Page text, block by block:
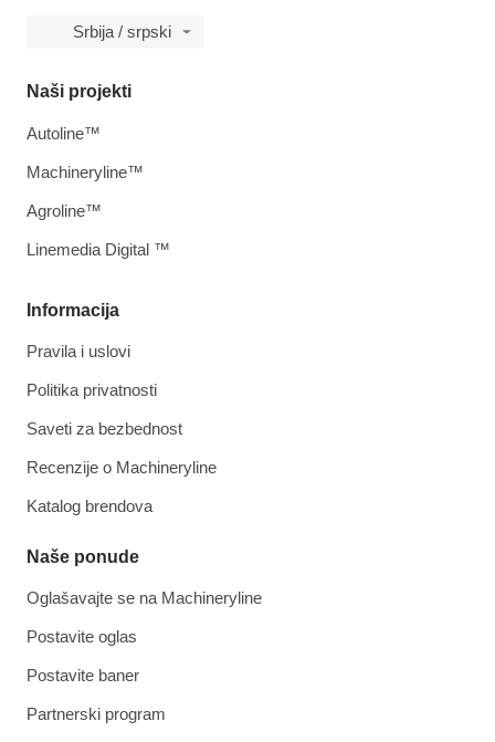
Srbija / srpski
Informacija
Pravila i uslovi
Politika privatnosti
Saveti za bezbednost
Recenzije o Machineryline
Katalog brendova
Naše ponude
Oglašavajte se na Machineryline
Postavite oglas
Postavite baner
Partnerski program
Naši projekti
Autoline™
Machineryline™
Agroline™
Linemedia Digital ™